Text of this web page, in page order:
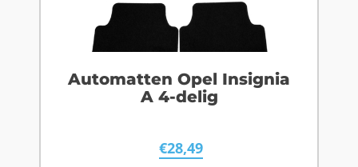
Automatten Opel Insignia
A 4-delig
€28,49